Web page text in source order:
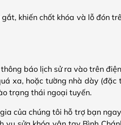
khiến chốt khóa và lỗ đón
báo lịch sử ra vào trên
xa, hoặc tường nhà dày (đặc
trạng thái ngoại tuyến.
của chúng tôi hỗ trợ bạn